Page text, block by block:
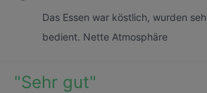
Das Essen war köstlich, wurden
bedient. Nette Atmosphäre
"Sehr gut"